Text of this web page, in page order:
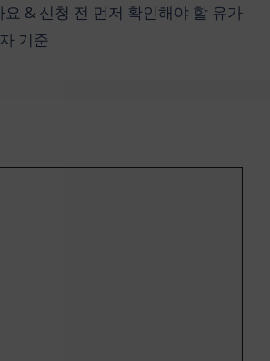
& 신청 전 먼저 확인해야 할 유가
기준